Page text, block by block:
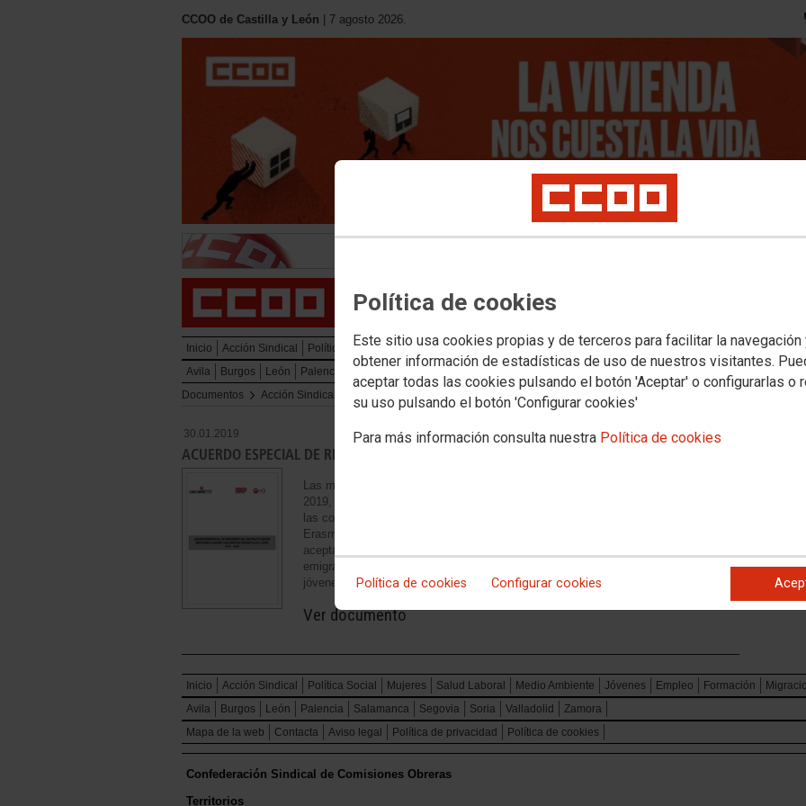
Política de cookies
Este sitio usa cookies propias y de terceros para facilitar la navegación
obtener información de estadísticas de uso de nuestros visitantes.
aceptar todas las cookies pulsando el botón 'Aceptar' o configurarlas o
su uso pulsando el botón 'Configurar cookies'
Para más información consulta nuestra Política de cookies
Política de cookies Configurar cookies
CCOO de Castilla y León | 7 agosto 2026.
Inicio Acción Sindical Política Social Mujeres Salud Laboral Medio Ambiente Jóvenes Empleo Formación
Avila
Burgos León Palencia
Documentos
Acción Sindical Diálogo social Acuerdos
30.01.2019
ACUERDO ESPECIAL DE REFUERZO DE LAS POLÍTICAS DE EMPLEABILIDAD DE LA JUVENTUD
Las medidas de apoyo a la empleabilidad de la juventud se incluyen en el Papecyl
2019, pero el Acuerdo tiene también otras vertientes que se han negociado con
las correspondientes Consejerías como la puesta en marcha de un programa
Erasmus para la FP o continuar con la reducción de tasas universitarias, que ha
aceptado la Consejería de Educación, mejoras en el programa de retorno de
emigrantes jóvenes, pactado con Presidencia o las políticas de vivienda para los
jóvenes que hemos acordado con Fomento.
Ver documento
Inicio Acción Sindical Política Social Mujeres Salud Laboral Medio Ambiente Jóvenes Empleo Formación
Avila
Burgos León Palencia Salamanca Segovia Soria Valladolid
Zamora
Mapa de la web
Contacta Aviso legal Política de privacidad Política de cookies
Confederación Sindical de Comisiones Obreras
Territorios